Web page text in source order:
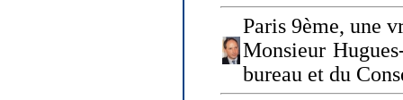
Paris 9ème, une
Monsieur
bureau et du